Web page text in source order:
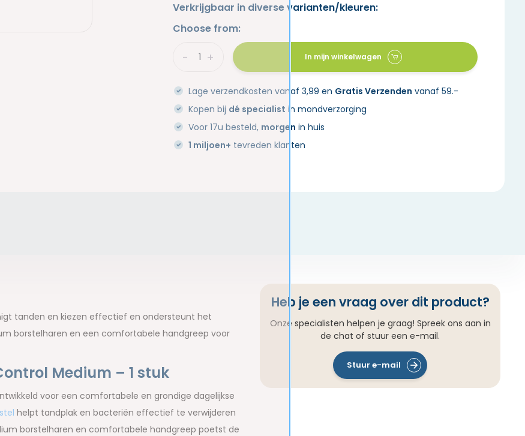
Verkrijgbaar in diverse varianten/kleuren:
Choose from:
+
- In mijn winkelwagen
Lage verzendkosten vanaf 3,99 en Gratis Verzenden vanaf 59.-
Kopen bij dé specialist in mondverzorging
Voor 17u besteld, morgen in huis
1 miljoen+ tevreden klanten
tanden en kiezen effectief en ondersteunt het
borstelharen en een comfortabele handgreep voor
Medium – 1 stuk
voor een comfortabele en grondige dagelijkse
helpt tandplak en bacteriën effectief te verwijderen
borstelharen en comfortabele handgreep poetst de
Heb je een vraag over dit product?
Onze specialisten helpen je graag! Spreek ons aan in
de chat of stuur een e-mail.
Stuur e-mail